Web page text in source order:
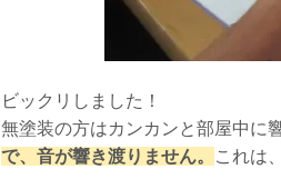
ビックリしました！
無塗装の方はカンカンと部屋中に
で、音が響き渡りません。
これは